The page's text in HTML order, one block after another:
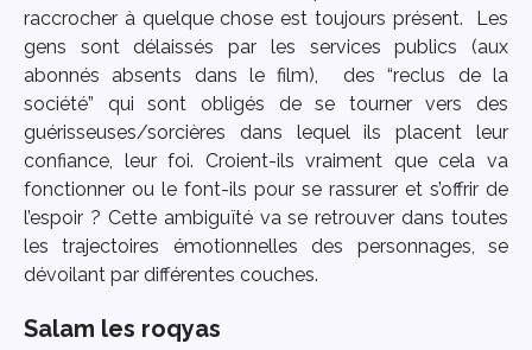
raccrocher à quelque chose est toujours présent. Les
gens sont délaissés par les services publics (aux
abonnés absents dans le film), des “reclus de la
société” qui sont obligés de se tourner vers des
guérisseuses/sorcières dans lequel ils placent leur
confiance, leur foi. Croient-ils vraiment que cela va
fonctionner ou le font-ils pour se rassurer et s’offrir de
l’espoir ? Cette ambiguïté va se retrouver dans toutes
les trajectoires émotionnelles des personnages, se
dévoilant par différentes couches.
Salam les roqyas